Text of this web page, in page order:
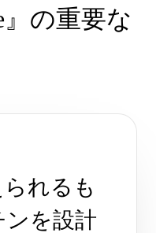
』の重要な
れるも
を設計